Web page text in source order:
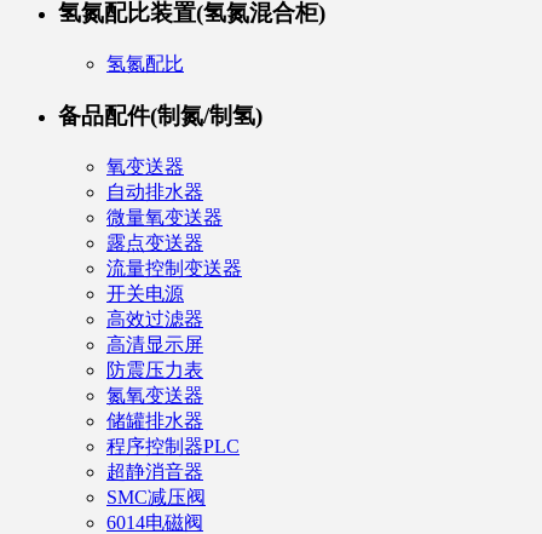
氢氮配比装置(氢氮混合柜)
氢氮配比
备品配件(制氮/制氢)
氧变送器
自动排水器
微量氧变送器
露点变送器
流量控制变送器
开关电源
高效过滤器
高清显示屏
防震压力表
氮氧变送器
储罐排水器
程序控制器PLC
超静消音器
SMC减压阀
6014电磁阀